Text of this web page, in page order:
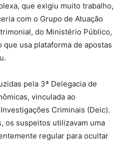
que exigiu muito trabalho,
com o Grupo de Atuação
do Ministério Público,
usa plataforma de apostas
pela 3ª Delegacia de
vinculada ao
Criminais (Deic).
os suspeitos utilizavam uma
regular para ocultar